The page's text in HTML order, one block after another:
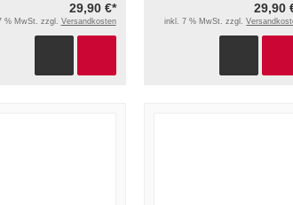
29,90 €*
% MwSt. zzgl. Versandkosten
29,90
inkl. 7 % MwSt. zzgl.